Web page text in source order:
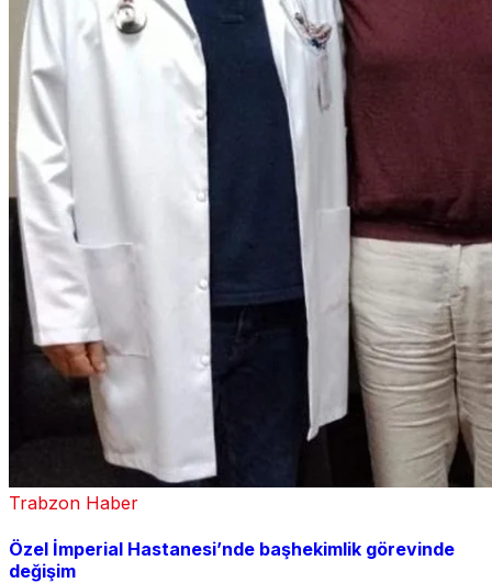
Trabzon Haber
Özel İmperial Hastanesi’nde başhekimlik görevinde
değişim